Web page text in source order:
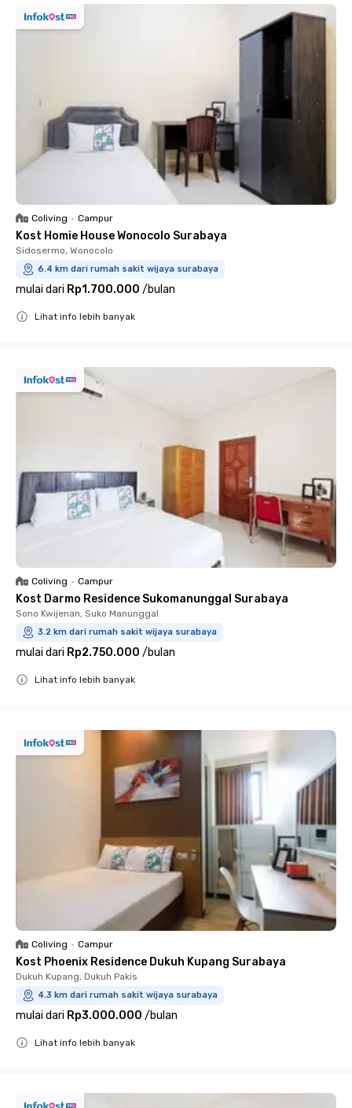
Coliving • Campur
Kost Homie House Wonocolo Surabaya
Sidosermo, Wonocolo
6.4 km dari rumah sakit wijaya surabaya
mulai dari Rp1.700.000 /bulan
Lihat info lebih banyak
Coliving • Campur
Kost Darmo Residence Sukomanunggal Surabaya
Sono Kwijenan, Suko Manunggal
3.2 km dari rumah sakit wijaya surabaya
mulai dari Rp2.750.000 /bulan
Lihat info lebih banyak
Coliving • Campur
Kost Phoenix Residence Dukuh Kupang Surabaya
Dukuh Kupang, Dukuh Pakis
4.3 km dari rumah sakit wijaya surabaya
mulai dari Rp3.000.000 /bulan
Lihat info lebih banyak